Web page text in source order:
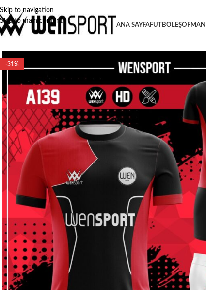
Skip to navigation
Skip to main content
ANA SAYFAFUTBOLEŞOFMAN
-31%